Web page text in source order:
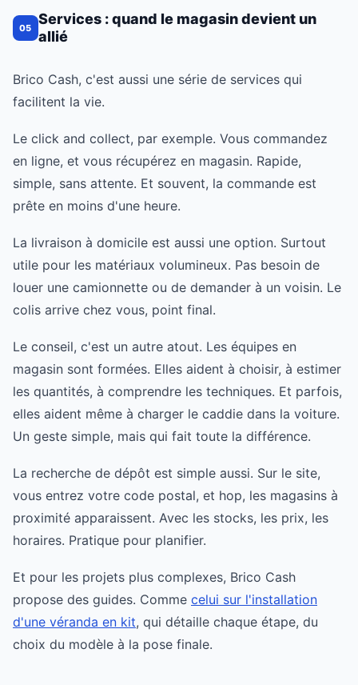
05
Services : quand le magasin devient un
allié
Brico Cash, c'est aussi une série de services qui
facilitent la vie.
Le click and collect, par exemple. Vous commandez
en ligne, et vous récupérez en magasin. Rapide,
simple, sans attente. Et souvent, la commande est
prête en moins d'une heure.
La livraison à domicile est aussi une option. Surtout
utile pour les matériaux volumineux. Pas besoin de
louer une camionnette ou de demander à un voisin. Le
colis arrive chez vous, point final.
Le conseil, c'est un autre atout. Les équipes en
magasin sont formées. Elles aident à choisir, à estimer
les quantités, à comprendre les techniques. Et parfois,
elles aident même à charger le caddie dans la voiture.
Un geste simple, mais qui fait toute la différence.
La recherche de dépôt est simple aussi. Sur le site,
vous entrez votre code postal, et hop, les magasins à
proximité apparaissent. Avec les stocks, les prix, les
horaires. Pratique pour planifier.
Et pour les projets plus complexes, Brico Cash
propose des guides. Comme celui sur l'installation
d'une véranda en kit, qui détaille chaque étape, du
choix du modèle à la pose finale.